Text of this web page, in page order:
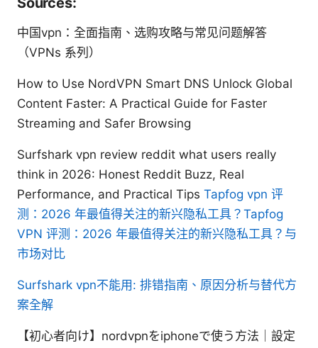
中国vpn：全面指南、选购攻略与常见问题解答
（VPNs 系列）
How to Use NordVPN Smart DNS Unlock Global
Content Faster: A Practical Guide for Faster
Streaming and Safer Browsing
Surfshark vpn review reddit what users really
think in 2026: Honest Reddit Buzz, Real
Performance, and Practical Tips Tapfog vpn 评
测：2026 年最值得关注的新兴隐私工具？Tapfog
VPN 评测：2026 年最值得关注的新兴隐私工具？与
市场对比
Surfshark vpn不能用: 排错指南、原因分析与替代方
案全解
【初心者向け】nordvpnをiphoneで使う方法｜設定